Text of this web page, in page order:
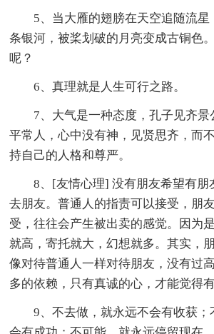
5、当大雁的翅膀在天空追随流星
条银河，被桨划破的月亮变成古铜色
呢？
6、真理就是人生可行之路。
7、大气是一种态度，孔子见齐景
平常人，心中没有神，见贤思齐，而
持自己的人格和尊严。
8、[友情心理] 没有朋友希望有朋
去朋友。普通人的指责可以接受，朋
受，往往会产生被出卖的感觉。因为
就高，寄托就大，幻想就多。其实，
像对待普通人一样对待朋友，没有过
多的依赖，只有真诚的心，才能觉得
9、不去做，就永远不会有收获；